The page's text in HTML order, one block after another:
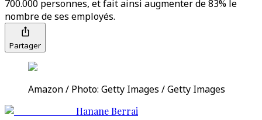
700.000 personnes, et fait ainsi augmenter de 83% le
nombre de ses employés.
Partager
Amazon / Photo: Getty Images / Getty Images
Hanane Berrai